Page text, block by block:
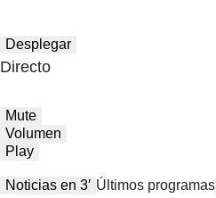
Desplegar
Directo
Mute
Volumen
Play
Noticias en 3′ Últimos programas